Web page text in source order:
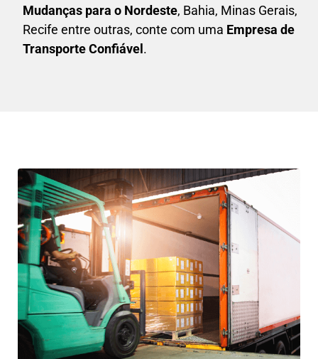
Mudanças para o Nordeste, Bahia, Minas Gerais,
Recife entre outras, conte com uma Empresa de
Transporte Confiável .